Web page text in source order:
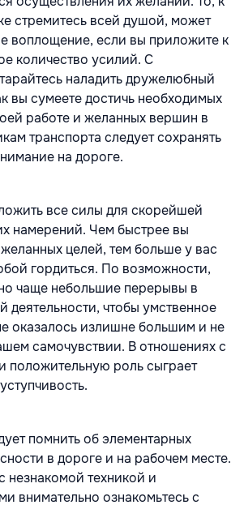
стремитесь всей душой, может
воплощение, если вы приложите к
количество усилий. С
наладить дружелюбный
вы сумеете достичь необходимых
работе и желанных вершин в
транспорта следует сохранять
на дороге.
все силы для скорейшей
намерений. Чем быстрее вы
целей, тем больше у вас
гордиться. По возможности,
чаще небольшие перерывы в
деятельности, чтобы умственное
оказалось излишне большим и не
самочувствии. В отношениях с
положительную роль сыграет
помнить об элементарных
в дороге и на рабочем месте.
техникой и
внимательно ознакомьтесь с